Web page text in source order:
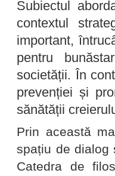
Subiectul
contextul
important,
pentru
societății. În
prevenției și
sănătății
Prin această
spațiu de dialog
Catedra de